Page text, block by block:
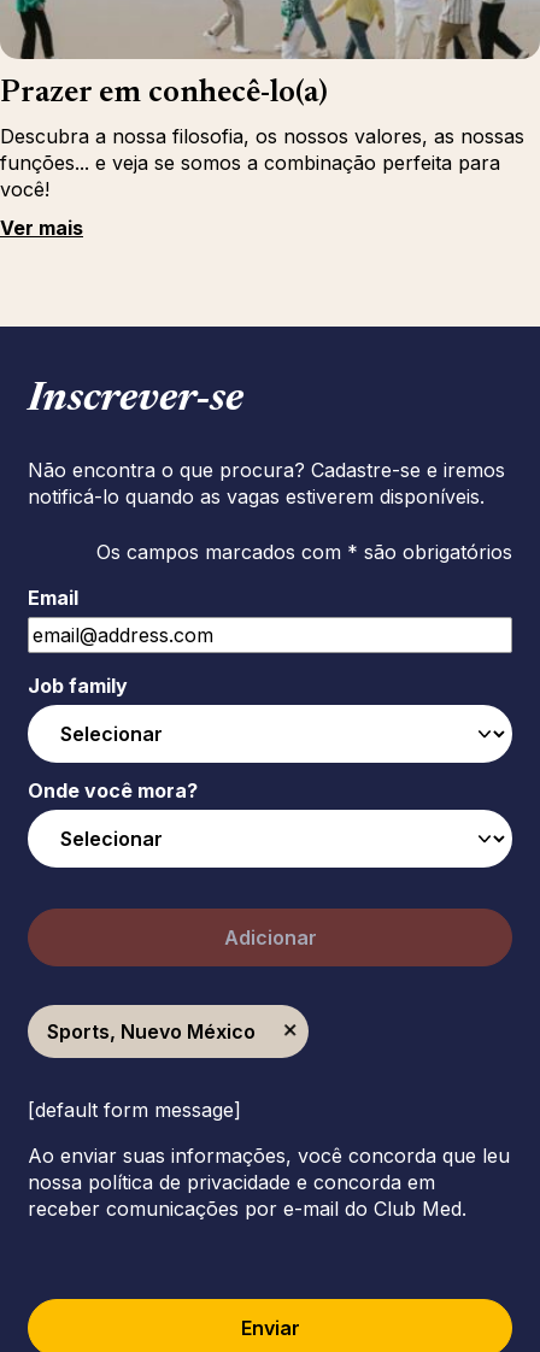
Prazer em conhecê-lo(a)
Descubra a nossa filosofia, os nossos valores, as nossas
funções... e veja se somos a combinação perfeita para
você!
Ver mais
Inscrever‑se
Não encontra o que procura? Cadastre-se e iremos
notificá-lo quando as vagas estiverem disponíveis.
Os campos marcados com * são obrigatórios
Email
Job family
Onde você mora?
Adicionar
Sports, Nuevo México
[default form message]
Ao enviar suas informações, você concorda que leu
nossa política de privacidade e concorda em
receber comunicações por e-mail do Club Med.
Enviar